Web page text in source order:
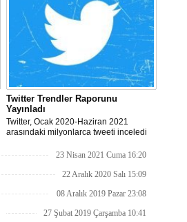
Twitter Trendler Raporunu
Yayınladı
Twitter, Ocak 2020-Haziran 2021
arasındaki milyonlarca tweeti inceledi
yaptığı hakkında daha fazla bilgi
2018- Aralık 2019) tweetleriyle
23 Nisan 2021 Cuma 16:20
22 Aralık 2020 Salı 15:09
08 Aralık 2019 Pazar 23:08
27 Şubat 2019 Çarşamba 10:41